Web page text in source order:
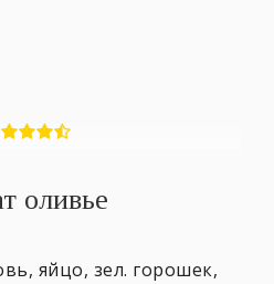
оливье
яйцо, зел. горошек,